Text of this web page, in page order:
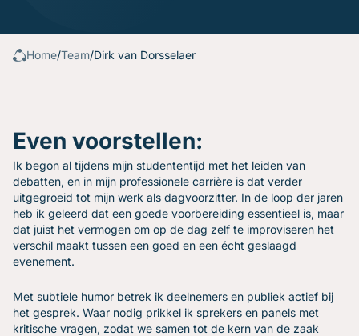
Home/Team/Dirk van Dorsselaer
Even voorstellen:
Ik begon al tijdens mijn studententijd met het leiden van
debatten, en in mijn professionele carrière is dat verder
uitgegroeid tot mijn werk als dagvoorzitter. In de loop der jaren
heb ik geleerd dat een goede voorbereiding essentieel is, maar
dat juist het vermogen om op de dag zelf te improviseren het
verschil maakt tussen een goed en een écht geslaagd
evenement.
Met subtiele humor betrek ik deelnemers en publiek actief bij
het gesprek. Waar nodig prikkel ik sprekers en panels met
kritische vragen, zodat we samen tot de kern van de zaak